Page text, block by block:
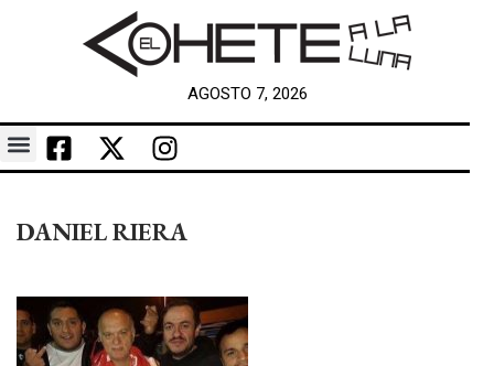
AGOSTO 7, 2026
DANIEL RIERA